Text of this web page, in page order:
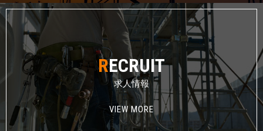
RECRUIT
求人情報
VIEW MORE